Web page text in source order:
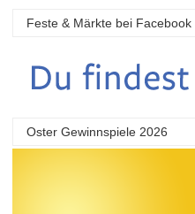
Feste & Märkte bei Facebook
Oster Gewinnspiele 2026